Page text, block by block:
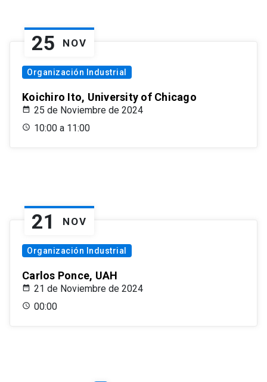
25 NOV
Organización Industrial
Koichiro Ito, University of Chicago
25 de Noviembre de 2024
10:00 a 11:00
21 NOV
Organización Industrial
Carlos Ponce, UAH
21 de Noviembre de 2024
00:00